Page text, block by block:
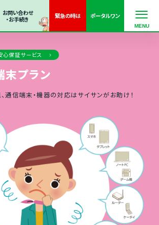
お問い合わせ
・お手続き
緊急の時は ポータルワン
心保証サービス
末プラン
通信端末・機器の対応はサイサンがお助け！